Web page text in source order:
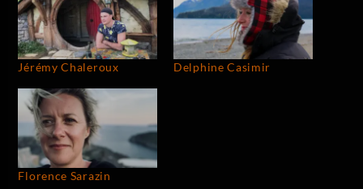
Jérémy Chaleroux Delphine Casimir
Florence Sarazin